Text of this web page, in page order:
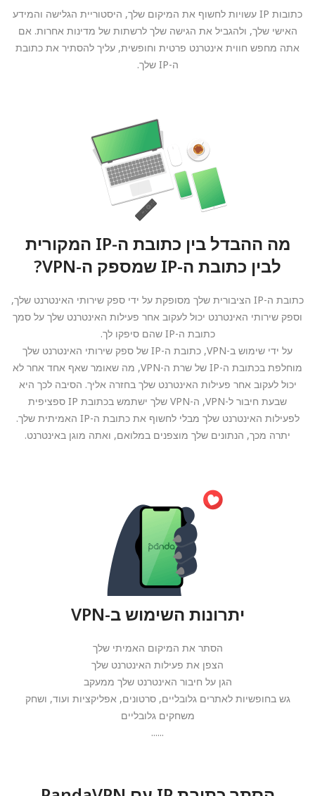
כתובות IP עשויות לחשוף את המיקום שלך, היסטוריית הגלישה והמידע
האישי שלך, ולהגביל את הגישה שלך לרשתות של מדינות אחרות. אם
אתה מחפש חווית אינטרנט פרטית וחופשית, עליך להסתיר את כתובת
ה-IP שלך.
מה ההבדל בין כתובת ה-IP המקורית
לבין כתובת ה-IP שמספק ה-VPN?
כתובת ה-IP הציבורית שלך מסופקת על ידי ספק שירותי האינטרנט שלך,
וספק שירותי האינטרנט יכול לעקוב אחר פעילות האינטרנט שלך על סמך
כתובת ה-IP שהם סיפקו לך.
על ידי שימוש ב-VPN, כתובת ה-IP של ספק שירותי האינטרנט שלך
מוחלפת בכתובת ה-IP של שרת ה-VPN, מה שאומר שאף אחד אחר לא
יכול לעקוב אחר פעילות האינטרנט שלך בחזרה אליך. הסיבה לכך היא
שבעת חיבור ל-VPN, ה-VPN שלך ישתמש בכתובת IP ספציפית
לפעילות האינטרנט שלך מבלי לחשוף את כתובת ה-IP האמיתית שלך.
יתרה מכך, הנתונים שלך מוצפנים במלואם, ואתה מוגן באינטרנט.
יתרונות השימוש ב-VPN
הסתר את המיקום האמיתי שלך
הצפן את פעילות האינטרנט שלך
הגן על חיבור האינטרנט שלך ממעקב
גש בחופשיות לאתרים גלובליים, סרטונים, אפליקציות ועוד, ושחק
משחקים גלובליים
......